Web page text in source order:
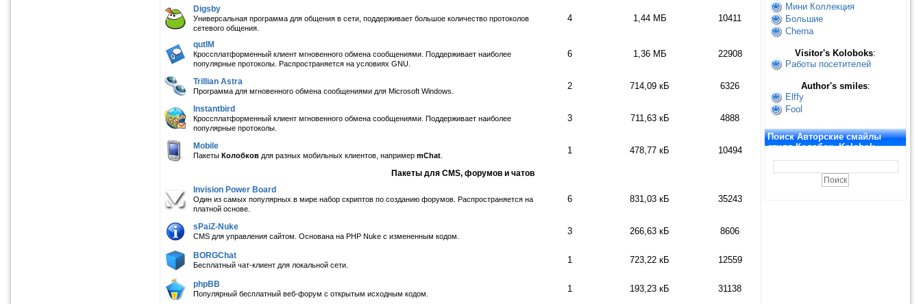
Digsby
Универсальная программа для общения в сети, поддерживает большое количество протоколов
сетевого общения.
4 1,44 МБ 10411
qutIM
Кроссплатформенный клиент мгновенного обмена сообщениями. Поддерживает наиболее
популярные протоколы. Распространяется на условиях GNU.
6 1,36 МБ 22908
Trillian Astra
Программа для мгновенного обмена сообщениями для Microsoft Windows. 2 714,09 кБ 6326
Instantbird
Кроссплатформенный клиент мгновенного обмена сообщениями. Поддерживает наиболее
популярные протоколы.
3 711,63 кБ 4888
Mobile
Пакеты Колобков для разных мобильных клиентов, например mChat 1 478,77 кБ 10494
Пакеты для CMS, форумов и чатов
Invision Power Board
Один из самых популярных в мире набор скриптов по созданию форумов. Распространяется на
платной основе.
6 831,03 кБ 35243
sPaiZ-Nuke
CMS для управления сайтом. Основана на PHP Nuke с измененным кодом. 3 266,63 кБ 8606
BORGChat
Бесплатный чат-клиент для локальной сети. 1 723,22 кБ 12559
phpBB
Популярный бесплатный веб-форум с открытым исходным кодом. 1 193,23 кБ 31138
Мини Коллекция
Большие
Cherna
Visitor's Koloboks:
Работы посетителей
Author's smiles:
Elffy
Fool
Поиск Авторские смайлы
стиля Колобок. Kolobok